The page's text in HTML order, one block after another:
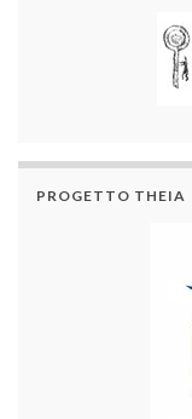
PROGETTO THEIA